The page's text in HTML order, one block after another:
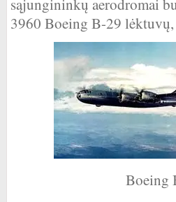
sąjungininkų aerodromai
3960 Boeing B-29
Boeing